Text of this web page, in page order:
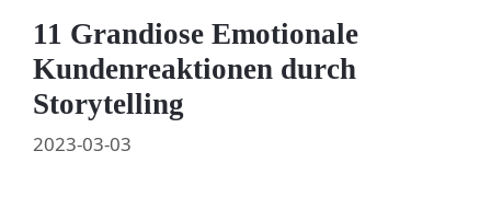
11 Grandiose Emotionale
Kundenreaktionen durch
Storytelling
2023-03-03